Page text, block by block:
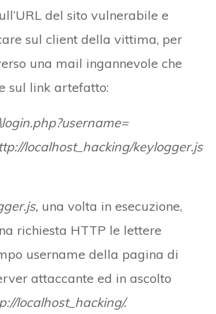
del sito vulnerabile e
sul client della vittima, per
una mail ingannevole che
sul link artefatto:
localhost_hacking/keylogger.js
una volta in esecuzione,
richiesta HTTP le lettere
username della pagina di
attaccante ed in ascolto
localhost_hacking/.